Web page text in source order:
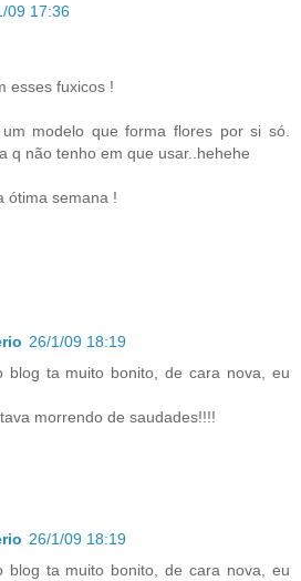
09 17:36
esses fuxicos !
modelo que forma flores por si só.
q não tenho em que usar..hehehe
ótima semana !
26/1/09 18:19
blog ta muito bonito, de cara nova, eu
morrendo de saudades!!!!
26/1/09 18:19
blog ta muito bonito, de cara nova, eu